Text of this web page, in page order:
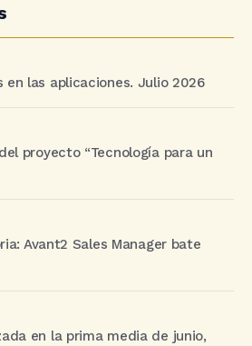
en las aplicaciones. Julio 2026
proyecto “Tecnología para un
Avant2 Sales Manager bate
en la prima media de junio,